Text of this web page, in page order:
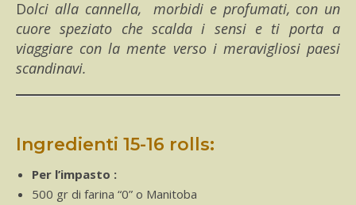
Dolci alla cannella, morbidi e profumati, con un
cuore speziato che scalda i sensi e ti porta a
viaggiare con la mente verso i meravigliosi paesi
scandinavi.
Ingredienti 15-16 rolls:
Per l’impasto :
500 gr di farina “0” o Manitoba